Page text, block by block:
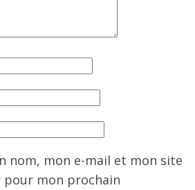
nom, mon e-mail et mon site
pour mon prochain